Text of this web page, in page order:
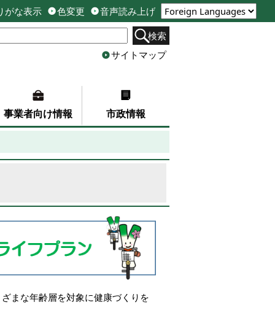
がな表示 色変更
音声読み上げ
検索
サイトマップ
事業者向け情報 市政情報
まな年齢層を対象に健康づくりを